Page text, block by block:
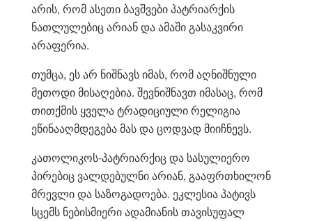
არის, რომ ასეთი ბავშვები პატრიარქის
ნათლულებიც არიან და ამაში გასაკვირი
არაფერია.
თუმცა, ეს არ ნიშნავს იმას, რომ აღნიშნული
მეთოდი მისაღებია. შევნიშნავთ იმასაც, რომ
თითქმის ყველა ტრადიციული რელიგია
ეწინააღმდეგება მას და ცოდვად მიიჩნევს.
კათოლიკოს-პატრიარქიც და სასულიერო
პირებიც ვალდებულნი არიან, გააფრთხილონ
მრევლი და საზოგადოება. ეკლესია პატივს
სცემს ნებისმიერი ადამიანის თავისუფალ